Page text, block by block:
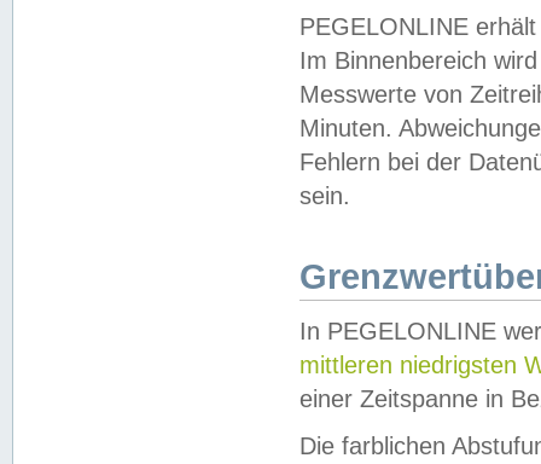
PEGELONLINE
Im Binnenbereich
Messwerte von
Minuten.
Fehlern bei der
sein.
In PEGELONLINE
mittleren niedrigsten
einer Zeitspanne in
Die farblichen